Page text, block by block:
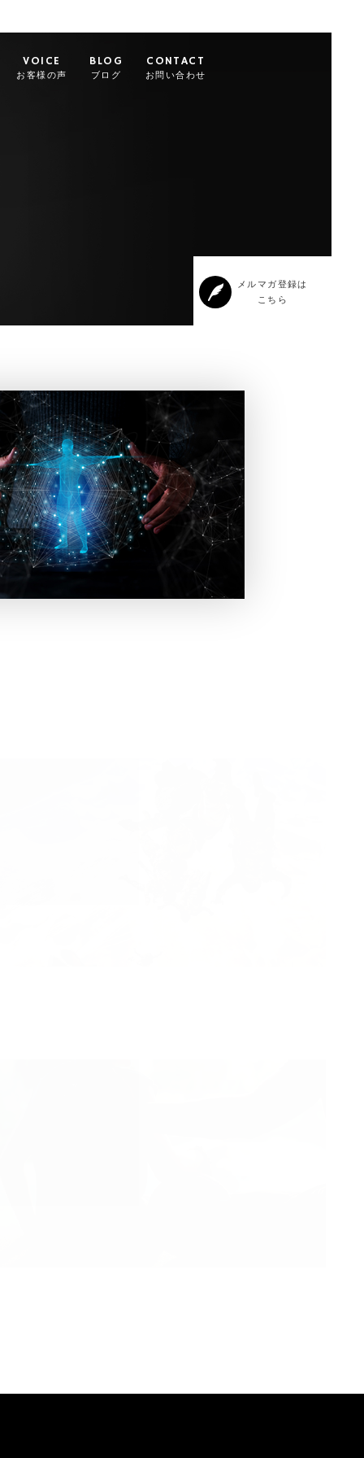
VOICE
お客様の声
BLOG
ブログ
CONTACT
お問い合わせ
メルマガ登録は
こちら